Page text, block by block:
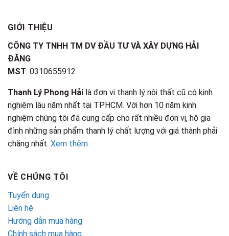
GIỚI THIỆU
CÔNG TY TNHH TM DV ĐẦU TƯ VÀ XÂY DỰNG HẢI
ĐĂNG
MST: 0310655912
Thanh Lý Phong Hải là đơn vị thanh lý nội thất cũ có kinh
nghiệm lâu năm nhất tại TPHCM. Với hơn 10 năm kinh
nghiệm chúng tôi đã cung cấp cho rất nhiều đơn vị, hộ gia
đình những sản phẩm thanh lý chất lượng với giá thành phải
chăng nhất. Xem thêm
VỀ CHÚNG TÔI
Tuyển dụng
Liên hệ
Hướng dẫn mua hàng
Chính sách mua hàng